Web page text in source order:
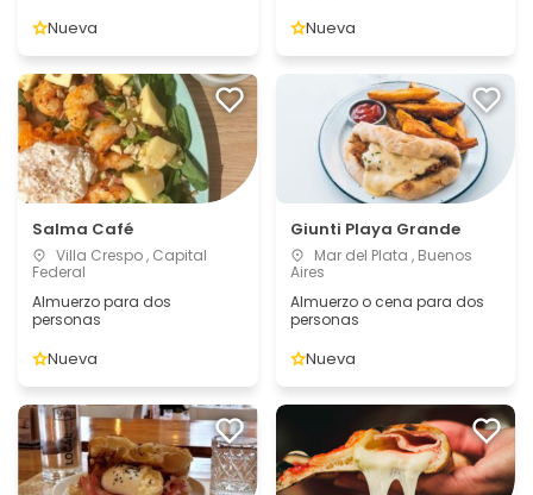
Nueva Nueva
Salma Café
Villa Crespo , Capital
Federal
Almuerzo para dos
personas
Nueva
Giunti Playa Grande
Mar del Plata , Buenos
Aires
Almuerzo o cena para dos
personas
Nueva